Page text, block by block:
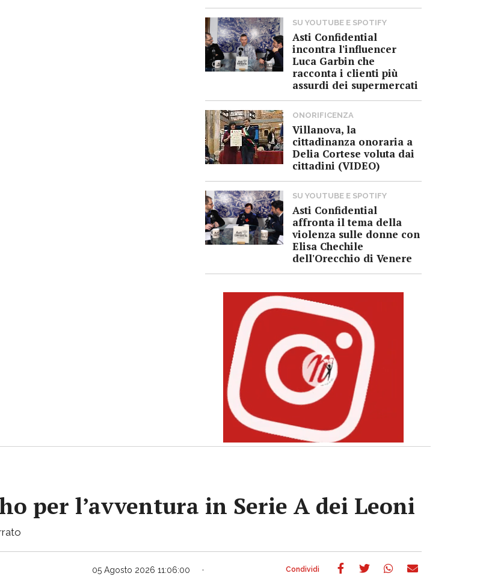
SU YOUTUBE E SPOTIFY
Asti Confidential
incontra l'influencer
Luca Garbin che
racconta i clienti più
assurdi dei supermercati
ONORIFICENZA
Villanova, la
cittadinanza onoraria a
Delia Cortese voluta dai
cittadini (VIDEO)
SU YOUTUBE E SPOTIFY
Asti Confidential
affronta il tema della
violenza sulle donne con
Elisa Chechile
dell'Orecchio di Venere
per l’avventura in Serie A dei Leoni
05 Agosto 2026 11:06:00